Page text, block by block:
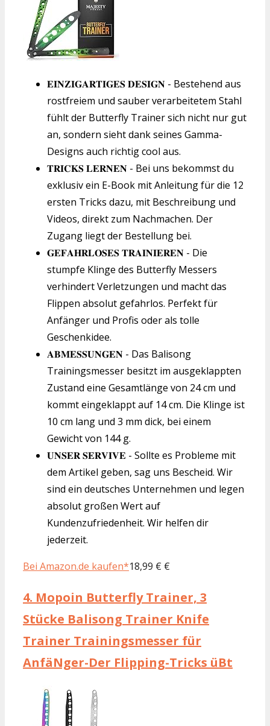
𝐄𝐈𝐍𝐙𝐈𝐆𝐀𝐑𝐓𝐈𝐆𝐄𝐒 𝐃𝐄𝐒𝐈𝐆𝐍 - Bestehend aus
rostfreiem und sauber verarbeitetem Stahl
fühlt der Butterfly Trainer sich nicht nur gut
an, sondern sieht dank seines Gamma-
Designs auch richtig cool aus.
𝐓𝐑𝐈𝐂𝐊𝐒 𝐋𝐄𝐑𝐍𝐄𝐍 - Bei uns bekommst du
exklusiv ein E-Book mit Anleitung für die 12
ersten Tricks dazu, mit Beschreibung und
Videos, direkt zum Nachmachen. Der
Zugang liegt der Bestellung bei.
𝐆𝐄𝐅𝐀𝐇𝐑𝐋𝐎𝐒𝐄𝐒 𝐓𝐑𝐀𝐈𝐍𝐈𝐄𝐑𝐄𝐍 - Die
stumpfe Klinge des Butterfly Messers
verhindert Verletzungen und macht das
Flippen absolut gefahrlos. Perfekt für
Anfänger und Profis oder als tolle
Geschenkidee.
𝐀𝐁𝐌𝐄𝐒𝐒𝐔𝐍𝐆𝐄𝐍 - Das Balisong
Trainingsmesser besitzt im ausgeklappten
Zustand eine Gesamtlänge von 24 cm und
kommt eingeklappt auf 14 cm. Die Klinge ist
10 cm lang und 3 mm dick, bei einem
Gewicht von 144 g.
𝐔𝐍𝐒𝐄𝐑 𝐒𝐄𝐑𝐕𝐈𝐕𝐄 - Sollte es Probleme mit
dem Artikel geben, sag uns Bescheid. Wir
sind ein deutsches Unternehmen und legen
absolut großen Wert auf
Kundenzufriedenheit. Wir helfen dir
jederzeit.
Bei Amazon.de kaufen*18,99 € €
4. Mopoin Butterfly Trainer, 3
Stücke Balisong Trainer Knife
Trainer Trainingsmesser für
AnfäNger-Der Flipping-Tricks üBt